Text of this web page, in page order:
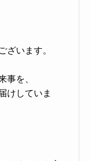
ざいます。
事を、
けしていま